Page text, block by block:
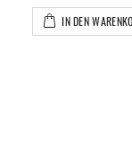
IN DEN